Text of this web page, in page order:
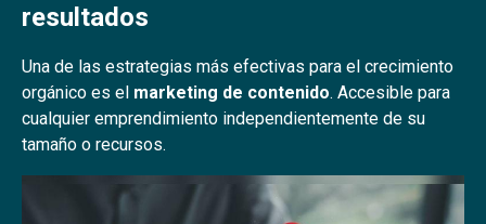
resultados
Una de las estrategias más efectivas para el crecimiento
orgánico es el marketing de contenido. Accesible para
cualquier emprendimiento independientemente de su
tamaño o recursos.